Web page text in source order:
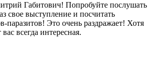
Габитович! Попробуйте послушать
свое выступление и посчитать
паразитов! Это очень раздражает! Хотя
всегда интересная.